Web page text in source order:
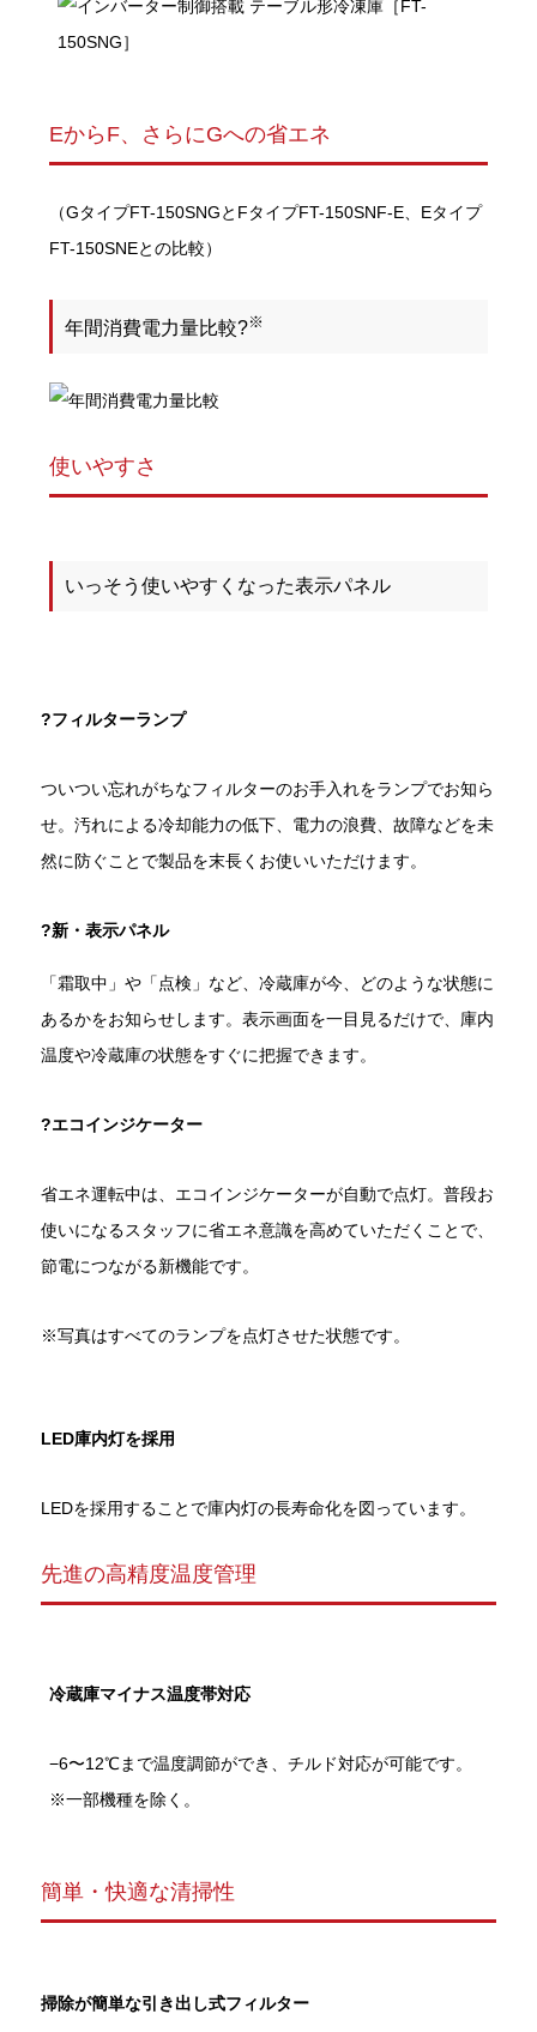
EからF、さらにGへの省エネ
（GタイプFT-150SNGとFタイプFT-150SNF-E、Eタイプ
FT-150SNEとの比較）
年間消費電力量比較?※
使いやすさ
いっそう使いやすくなった表示パネル
?フィルターランプ
ついつい忘れがちなフィルターのお手入れをランプでお知ら
せ。汚れによる冷却能力の低下、電力の浪費、故障などを未
然に防ぐことで製品を末長くお使いいただけます。
?新・表示パネル
「霜取中」や「点検」など、冷蔵庫が今、どのような状態に
あるかをお知らせします。表示画面を一目見るだけで、庫内
温度や冷蔵庫の状態をすぐに把握できます。
?エコインジケーター
省エネ運転中は、エコインジケーターが自動で点灯。普段お
使いになるスタッフに省エネ意識を高めていただくことで、
節電につながる新機能です。
※写真はすべてのランプを点灯させた状態です。
LED庫内灯を採用
LEDを採用することで庫内灯の長寿命化を図っています。
先進の高精度温度管理
冷蔵庫マイナス温度帯対応
−6〜12℃まで温度調節ができ、チルド対応が可能です。
※一部機種を除く。
簡単・快適な清掃性
掃除が簡単な引き出し式フィルター